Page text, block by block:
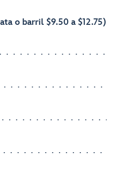
o barril $9.50 a $12.75)